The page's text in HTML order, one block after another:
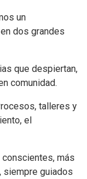
un
dos grandes
que despiertan,
comunidad.
talleres y
el
conscientes, más
guiados